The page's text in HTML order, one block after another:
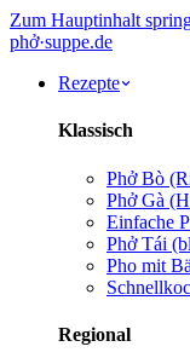
Zum Hauptinhalt
phở·suppe.de
Rezepte
Klassisch
Phở Bò
Phở Gà
Einfache
Phở Tái
Pho mit
Regional